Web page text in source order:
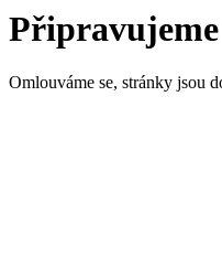
Omlouváme se, stránky jsou